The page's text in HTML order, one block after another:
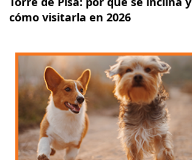
cómo visitarla en 2026